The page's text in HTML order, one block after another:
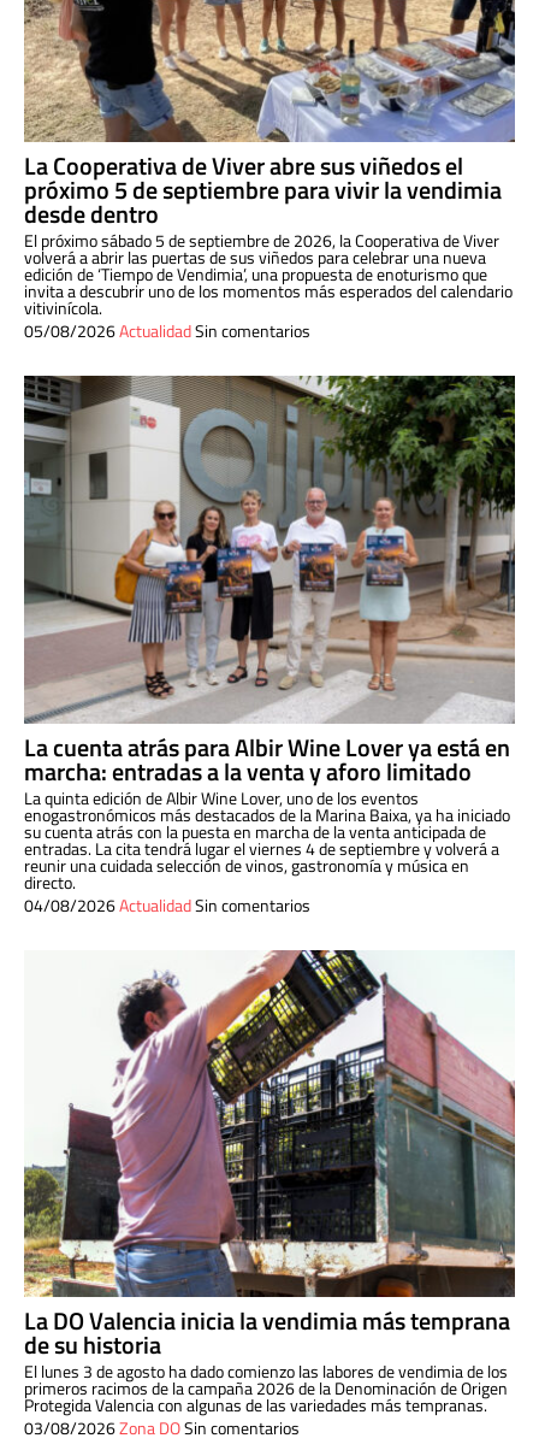
La Cooperativa de Viver abre sus viñedos el
próximo 5 de septiembre para vivir la vendimia
desde dentro
El próximo sábado 5 de septiembre de 2026, la Cooperativa de Viver
volverá a abrir las puertas de sus viñedos para celebrar una nueva
edición de ‘Tiempo de Vendimia’, una propuesta de enoturismo que
invita a descubrir uno de los momentos más esperados del calendario
vitivinícola.
05/08/2026ActualidadSin comentarios
La cuenta atrás para Albir Wine Lover ya está en
marcha: entradas a la venta y aforo limitado
La quinta edición de Albir Wine Lover, uno de los eventos
enogastronómicos más destacados de la Marina Baixa, ya ha iniciado
su cuenta atrás con la puesta en marcha de la venta anticipada de
entradas. La cita tendrá lugar el viernes 4 de septiembre y volverá a
reunir una cuidada selección de vinos, gastronomía y música en
directo.
04/08/2026ActualidadSin comentarios
La DO Valencia inicia la vendimia más temprana
de su historia
El lunes 3 de agosto ha dado comienzo las labores de vendimia de los
primeros racimos de la campaña 2026 de la Denominación de Origen
Protegida Valencia con algunas de las variedades más tempranas.
03/08/2026Zona DOSin comentarios